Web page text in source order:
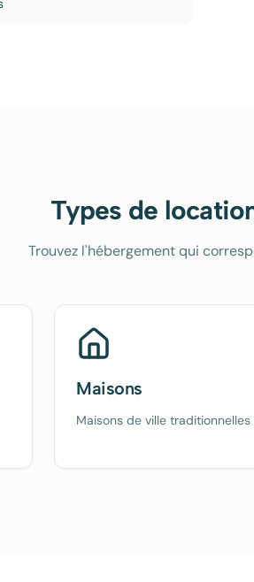
Types de
Trouvez l'hébergement qui
Maisons
Maisons de ville